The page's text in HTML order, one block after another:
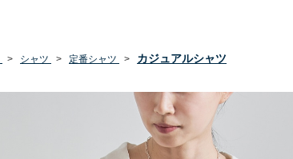
> シャツ > 定番シャツ > カジュアルシャツ